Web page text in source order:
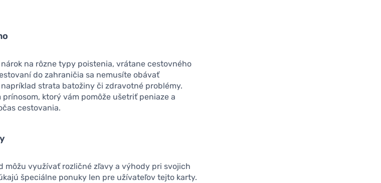
nárok na rôzne typy poistenia, vrátane cestovného
do zahraničia sa nemusíte obávať
strata batožiny či zdravotné problémy.
ktorý vám pomôže ušetriť peniaze a
cestovania.
môžu využívať rozličné zľavy a výhody pri svojich
špeciálne ponuky len pre užívateľov tejto karty.